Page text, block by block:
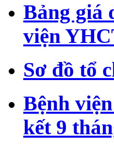
Bảng giá
viện
Sơ đồ tổ
Bệnh
kết 9